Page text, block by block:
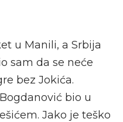
u Manili, a Srbija
sam da se neće
bez Jokića.
bio u
Jako je teško